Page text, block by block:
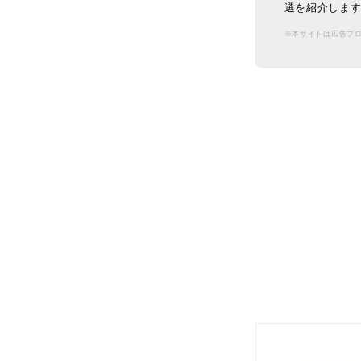
選を紹介します
※本サイトは広告プ